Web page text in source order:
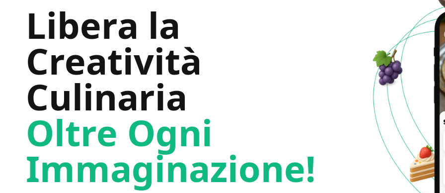
Libera la
Creatività
Culinaria
Oltre Ogni
Immaginazione!